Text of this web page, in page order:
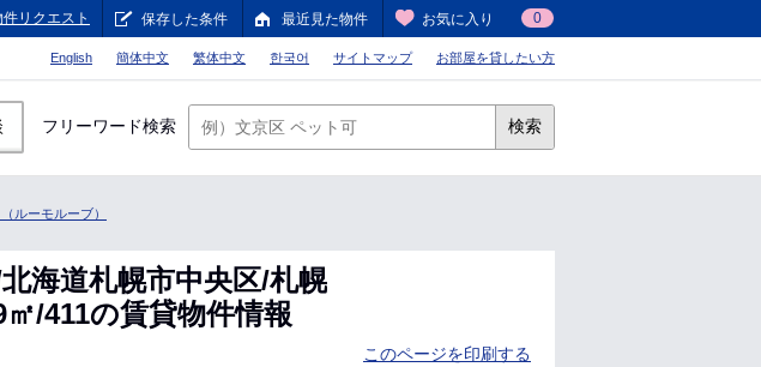
リクエスト 保存した条件 最近見た物件 お気に入り 0
English 簡体中文 繁体中文 한국어 サイトマップ お部屋を貸したい方
フリーワード検索 検索
ルーモルーブ）
海道札幌市中央区/札幌
/411の賃貸物件情報
このページを印刷する